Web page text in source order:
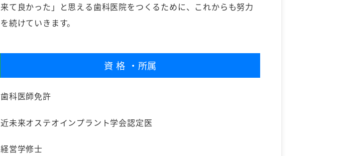
来て良かった」と思える歯科医院をつくるために、これからも努力
を続けていきます。
資格 ・所属
歯科医師免許
近未来オステオインプラント学会認定医
経営学修士